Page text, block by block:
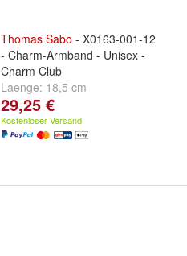
Thomas Sabo - X0163-001-12
- Charm-Armband - Unisex -
Charm Club
Laenge: 18,5 cm
29,25 €
Kostenloser Versand